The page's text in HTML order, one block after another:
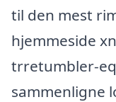
til den mest
hjemmeside
trretumbler-
sammenligne